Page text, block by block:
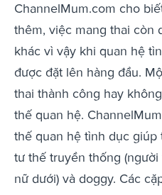
ChannelMum.com cho
thêm, việc mang thai còn
khác vì vậy khi quan hệ
được đặt lên hàng đầu.
thai thành công hay
thế quan hệ.
thế quan hệ tình dục giúp
tư thế truyền thống
nữ dưới) và doggy. Các